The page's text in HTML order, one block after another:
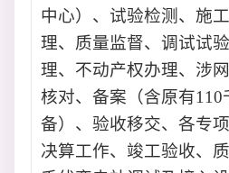
中心）、试验检测、施
理、质量监督、调试试
理、不动产权办理、涉
核对、备案（含原有
备）、验收移交、各专
决算工作、竣工验收、